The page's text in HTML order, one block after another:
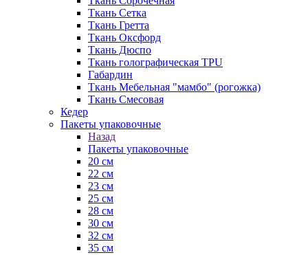
Ткань Сетка
Ткань Гретта
Ткань Оксфорд
Ткань Дюспо
Ткань голографическая TPU
Габардин
Ткань Мебельная "мамбо" (рогожка)
Ткань Смесовая
Кедер
Пакеты упаковочные
Назад
Пакеты упаковочные
20 см
22 см
23 см
25 см
28 см
30 см
32 см
35 см